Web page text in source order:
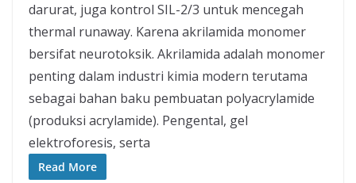
darurat, juga kontrol SIL-2/3 untuk mencegah
thermal runaway. Karena akrilamida monomer
bersifat neurotoksik. Akrilamida adalah monomer
penting dalam industri kimia modern terutama
sebagai bahan baku pembuatan polyacrylamide
(produksi acrylamide). Pengental, gel
elektroforesis, serta
Read More